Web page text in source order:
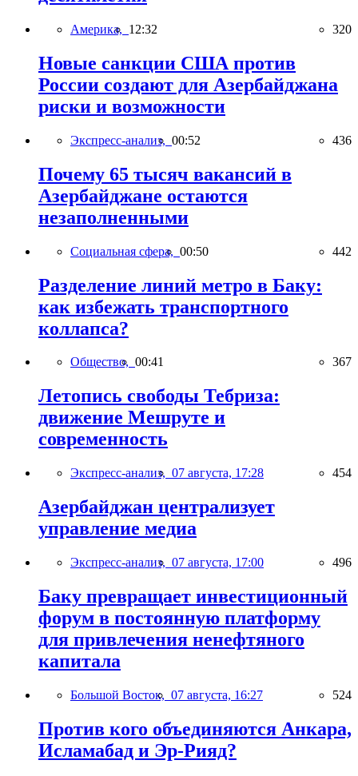
Америка, 12:32 320
Новые санкции США против
России создают для Азербайджана
риски и возможности
Экспресс-анализ, 00:52 436
Почему 65 тысяч вакансий в
Азербайджане остаются
незаполненными
Социальная сфера, 00:50 442
Разделение линий метро в Баку:
как избежать транспортного
коллапса?
Общество, 00:41 367
Летопись свободы Тебриза:
движение Мешруте и
современность
Экспресс-анализ, 07 августа, 17:28 454
Азербайджан централизует
управление медиа
Экспресс-анализ, 07 августа, 17:00 496
Баку превращает инвестиционный
форум в постоянную платформу
для привлечения ненефтяного
капитала
Большой Восток, 07 августа, 16:27 524
Против кого объединяются Анкара,
Исламабад и Эр-Рияд?